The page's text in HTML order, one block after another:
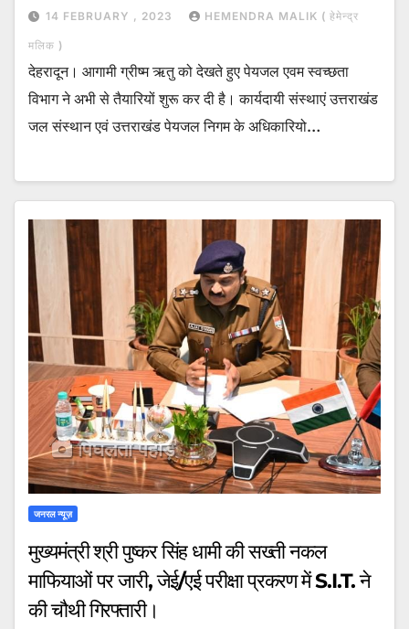
14 FEBRUARY , 2023 HEMENDRA MALIK ( हेमेन्द्र
मलिक )
देहरादून। आगामी ग्रीष्म ऋतु को देखते हुए पेयजल एवम स्वच्छता
विभाग ने अभी से तैयारियों शुरू कर दी है। कार्यदायी संस्थाएं उत्तराखंड
जल संस्थान एवं उत्तराखंड पेयजल निगम के अधिकारियो…
जनरल न्यूज़
मुख्यमंत्री श्री पुष्कर सिंह धामी की सख्ती नकल
माफियाओं पर जारी, जेई/एई परीक्षा प्रकरण में S.I.T. ने
की चौथी गिरफ्तारी।